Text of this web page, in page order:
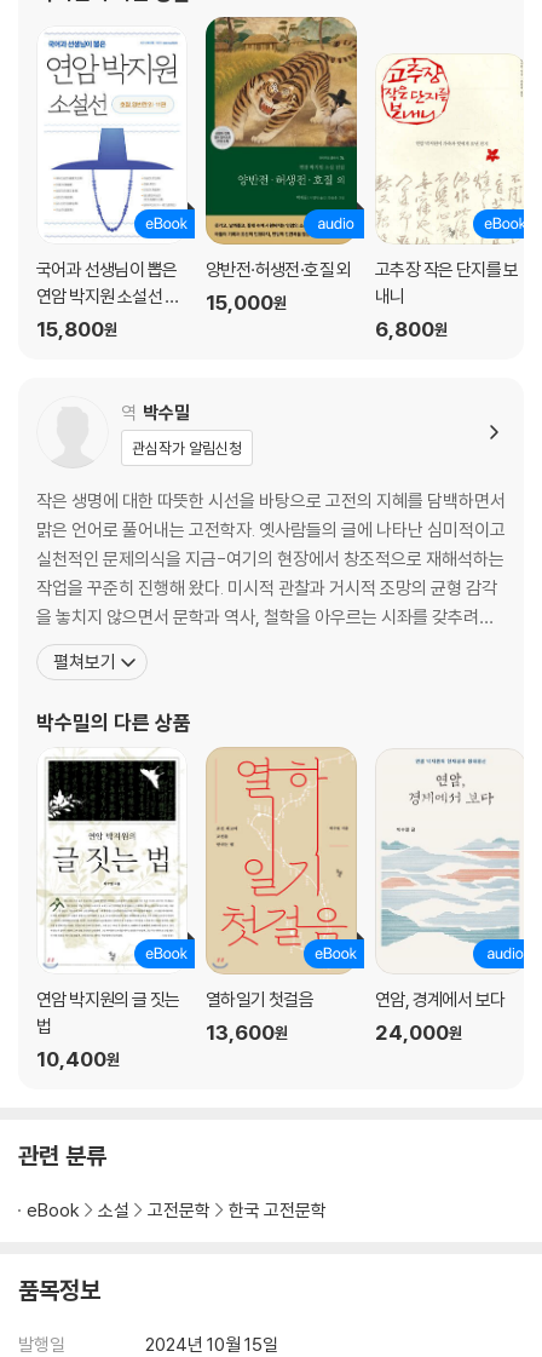
품小品 산
국어과 선생님이 뽑은
연암 박지원 소설선 호
질 양반전
15,800원
양반전·허생전·호질 외
15,000원
고추장 작은 단지를 보
내니
6,800원
역 박수밀
관심작가 알림신청
작은 생명에 대한 따뜻한 시선을 바탕으로 고전의 지혜를 담백하면서
맑은 언어로 풀어내는 고전학자. 옛사람들의 글에 나타난 심미적이고
실천적인 문제의식을 지금-여기의 현장에서 창조적으로 재해석하는
작업을 꾸준히 진행해 왔다. 미시적 관찰과 거시적 조망의 균형 감각
을 놓치지 않으면서 문학과 역사, 철학을 아우르는 시좌를 갖추려고
노력한다. 실학의 인문 정신과 글쓰기, 고전의 생태 정신, 동아시아
교류사를 공부하고 있으며 특히 연암 박지원의 문학과 사상을 오랫동
음』, 『연암 박지원의 글짓는 법』을 저술했으며 고
펼쳐보기
박수밀의 다른 상품
연암 박지원의 글 짓는
법
10,400원
열하일기 첫걸음
13,600원
연암, 경계에서 보다
24,000원
관련 분류
eBook 소설 고전문학 한국 고전문학
품목정보
발행일
2024년 10월 15일